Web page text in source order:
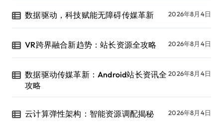
数据驱动，科技赋能无障碍传媒革新 2026年8月4日
VR跨界融合新趋势：站长资源全攻略 2026年8月4日
数据驱动传媒革新：Android站长资讯全
攻略
2026年8月4日
云计算弹性架构：智能资源调配揭秘 2026年8月4日